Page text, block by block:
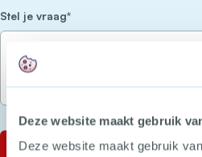
Deze website maakt gebruik
Deze website maakt gebruik
Stel je vraag